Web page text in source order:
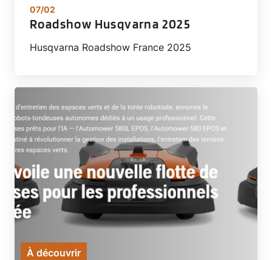
07/02
Roadshow Husqvarna 2025
Husqvarna Roadshow France 2025
À découvrir